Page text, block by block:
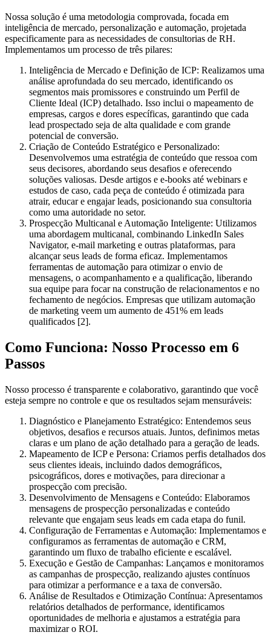
Nossa solução é uma metodologia comprovada, focada em
inteligência de mercado, personalização e automação, projetada
especificamente para as necessidades de consultorias de RH.
Implementamos um processo de três pilares:
Inteligência de Mercado e Definição de ICP: Realizamos uma
análise aprofundada do seu mercado, identificando os
segmentos mais promissores e construindo um Perfil de
Cliente Ideal (ICP) detalhado. Isso inclui o mapeamento de
empresas, cargos e dores específicas, garantindo que cada
lead prospectado seja de alta qualidade e com grande
potencial de conversão.
Criação de Conteúdo Estratégico e Personalizado:
Desenvolvemos uma estratégia de conteúdo que ressoa com
seus decisores, abordando seus desafios e oferecendo
soluções valiosas. Desde artigos e e-books até webinars e
estudos de caso, cada peça de conteúdo é otimizada para
atrair, educar e engajar leads, posicionando sua consultoria
como uma autoridade no setor.
Prospecção Multicanal e Automação Inteligente: Utilizamos
uma abordagem multicanal, combinando LinkedIn Sales
Navigator, e-mail marketing e outras plataformas, para
alcançar seus leads de forma eficaz. Implementamos
ferramentas de automação para otimizar o envio de
mensagens, o acompanhamento e a qualificação, liberando
sua equipe para focar na construção de relacionamentos e no
fechamento de negócios. Empresas que utilizam automação
de marketing veem um aumento de 451% em leads
qualificados [2].
Como Funciona: Nosso Processo em 6
Passos
Nosso processo é transparente e colaborativo, garantindo que você
esteja sempre no controle e que os resultados sejam mensuráveis:
Diagnóstico e Planejamento Estratégico: Entendemos seus
objetivos, desafios e recursos atuais. Juntos, definimos metas
claras e um plano de ação detalhado para a geração de leads.
Mapeamento de ICP e Persona: Criamos perfis detalhados dos
seus clientes ideais, incluindo dados demográficos,
psicográficos, dores e motivações, para direcionar a
prospecção com precisão.
Desenvolvimento de Mensagens e Conteúdo: Elaboramos
mensagens de prospecção personalizadas e conteúdo
relevante que engajam seus leads em cada etapa do funil.
Configuração de Ferramentas e Automação: Implementamos e
configuramos as ferramentas de automação e CRM,
garantindo um fluxo de trabalho eficiente e escalável.
Execução e Gestão de Campanhas: Lançamos e monitoramos
as campanhas de prospecção, realizando ajustes contínuos
para otimizar a performance e a taxa de conversão.
Análise de Resultados e Otimização Contínua: Apresentamos
relatórios detalhados de performance, identificamos
oportunidades de melhoria e ajustamos a estratégia para
maximizar o ROI.